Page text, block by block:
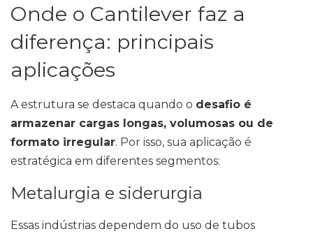
Onde o Cantilever faz a
diferença: principais
aplicações
A estrutura se destaca quando o desafio é
armazenar cargas longas, volumosas ou de
formato irregular. Por isso, sua aplicação é
estratégica em diferentes segmentos:
Metalurgia e siderurgia
Essas indústrias dependem do uso de tubos